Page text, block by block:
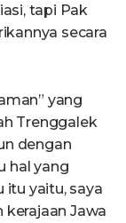
tapi Pak
secara
yang
Trenggalek
dengan
hal yang
yaitu, saya
Jawa